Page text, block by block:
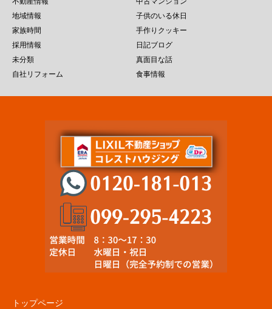
地域情報
子供のいる休日
家族時間
手作りクッキー
採用情報
日記ブログ
未分類
真面目な話
自社リフォーム
食事情報
トップページ